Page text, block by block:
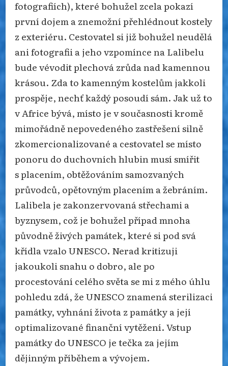
fotografiích), které bohužel zcela pokazí
první dojem a znemožní přehlédnout kostely
z exteriéru. Cestovatel si již bohužel neudělá
ani fotografii a jeho vzpomínce na Lalibelu
bude vévodit plechová zrůda nad kamennou
krásou. Zda to kamenným kostelům jakkoli
prospěje, nechť každý posoudí sám. Jak už to
v Africe bývá, místo je v současnosti kromě
mimořádně nepovedeného zastřešení silně
zkomercionalizované a cestovatel se místo
ponoru do duchovních hlubin musí smířit
s placením, obtěžováním samozvaných
průvodců, opětovným placením a žebráním.
Lalibela je zakonzervovaná střechami a
byznysem, což je bohužel případ mnoha
původně živých památek, které si pod svá
křídla vzalo UNESCO. Nerad kritizuji
jakoukoli snahu o dobro, ale po
procestování celého světa se mi z mého úhlu
pohledu zdá, že UNESCO znamená sterilizaci
památky, vyhnání života z památky a její
optimalizované finanční vytěžení. Vstup
památky do UNESCO je tečka za jejím
dějinným příběhem a vývojem.